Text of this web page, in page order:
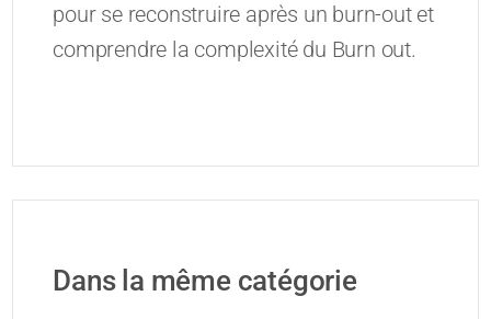
pour se reconstruire après un burn-out et
comprendre la complexité du Burn out.
Dans la même catégorie